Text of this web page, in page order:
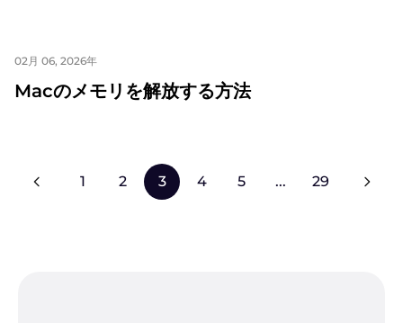
02月 06, 2026年
Macのメモリを解放する方法
1 2 3 4 5 ... 29